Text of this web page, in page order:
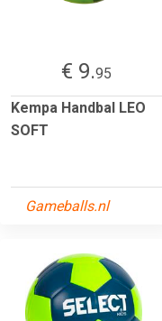
€ 9.95
Kempa Handbal LEO
SOFT
Gameballs.nl